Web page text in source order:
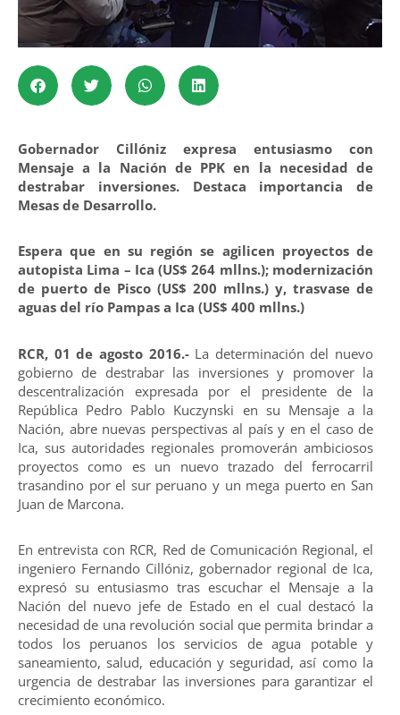
Gobernador Cillóniz expresa entusiasmo con
Mensaje a la Nación de PPK en la necesidad de
destrabar inversiones. Destaca importancia de
Mesas de Desarrollo.
Espera que en su región se agilicen proyectos de
autopista Lima – Ica (US$ 264 mllns.); modernización
de puerto de Pisco (US$ 200 mllns.) y, trasvase de
aguas del río Pampas a Ica (US$ 400 mllns.)
RCR, 01 de agosto 2016.-La determinación del nuevo
gobierno de destrabar las inversiones y promover la
descentralización expresada por el presidente de la
República Pedro Pablo Kuczynski en su Mensaje a la
Nación, abre nuevas perspectivas al país y en el caso de
Ica, sus autoridades regionales promoverán ambiciosos
proyectos como es un nuevo trazado del ferrocarril
trasandino por el sur peruano y un mega puerto en San
Juan de Marcona.
En entrevista con RCR, Red de Comunicación Regional, el
ingeniero Fernando Cillóniz, gobernador regional de Ica,
expresó su entusiasmo tras escuchar el Mensaje a la
Nación del nuevo jefe de Estado en el cual destacó la
necesidad de una revolución social que permita brindar a
todos los peruanos los servicios de agua potable y
saneamiento, salud, educación y seguridad, así como la
urgencia de destrabar las inversiones para garantizar el
crecimiento económico.